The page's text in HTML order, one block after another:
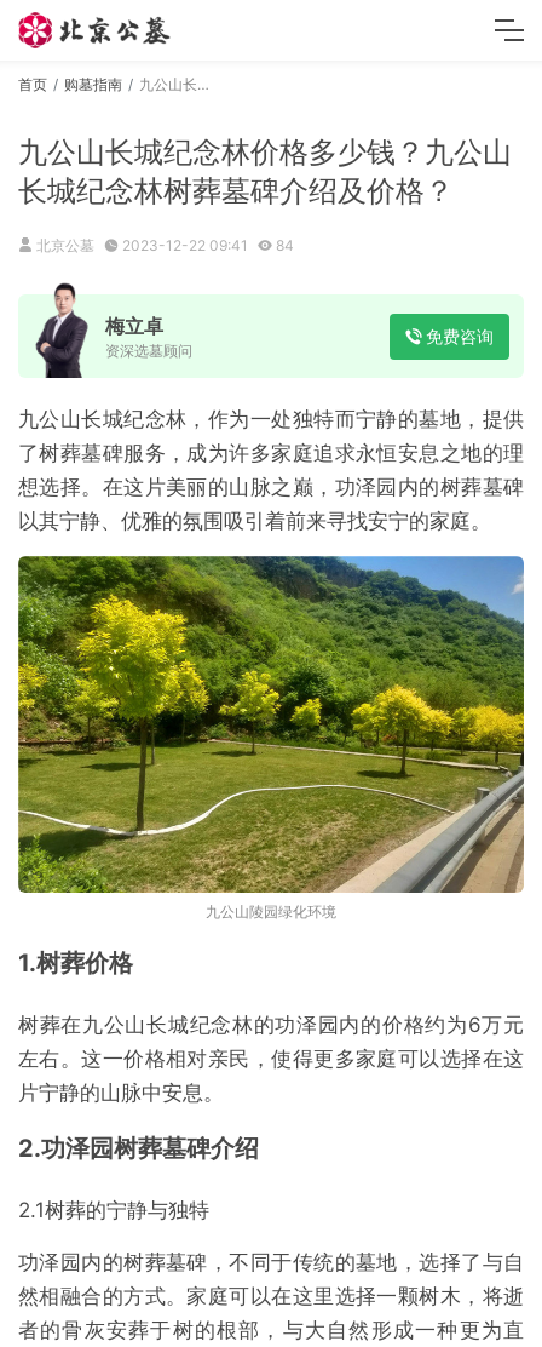
首页 购墓指南 九公山长城纪念林价格多少钱？九公山长城纪念林树葬墓碑介绍及价格？
九公山长城纪念林价格多少钱？九公山
长城纪念林树葬墓碑介绍及价格？
北京公墓 2023-12-22 09:41 84
梅立卓
资深选墓顾问
免费咨询
九公山长城纪念林，作为一处独特而宁静的墓地，提供
了树葬墓碑服务，成为许多家庭追求永恒安息之地的理
想选择。在这片美丽的山脉之巅，功泽园内的树葬墓碑
以其宁静、优雅的氛围吸引着前来寻找安宁的家庭。
九公山陵园绿化环境
1.树葬价格
树葬在九公山长城纪念林的功泽园内的价格约为6万元
左右。这一价格相对亲民，使得更多家庭可以选择在这
片宁静的山脉中安息。
2.功泽园树葬墓碑介绍
2.1树葬的宁静与独特
功泽园内的树葬墓碑，不同于传统的墓地，选择了与自
然相融合的方式。家庭可以在这里选择一颗树木，将逝
者的骨灰安葬于树的根部，与大自然形成一种更为直